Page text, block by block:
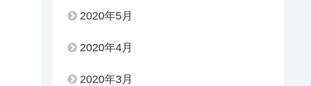
2020年5月
2020年4月
2020年3月